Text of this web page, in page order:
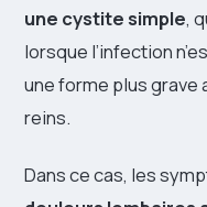
une cystite simple,
lorsque l’infection
une forme plus
reins.
Dans ce cas, les